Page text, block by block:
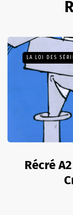
LA LOI DES
Récré